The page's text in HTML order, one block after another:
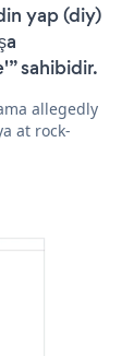
yap (diy)
sahibidir.
allegedly
at rock-